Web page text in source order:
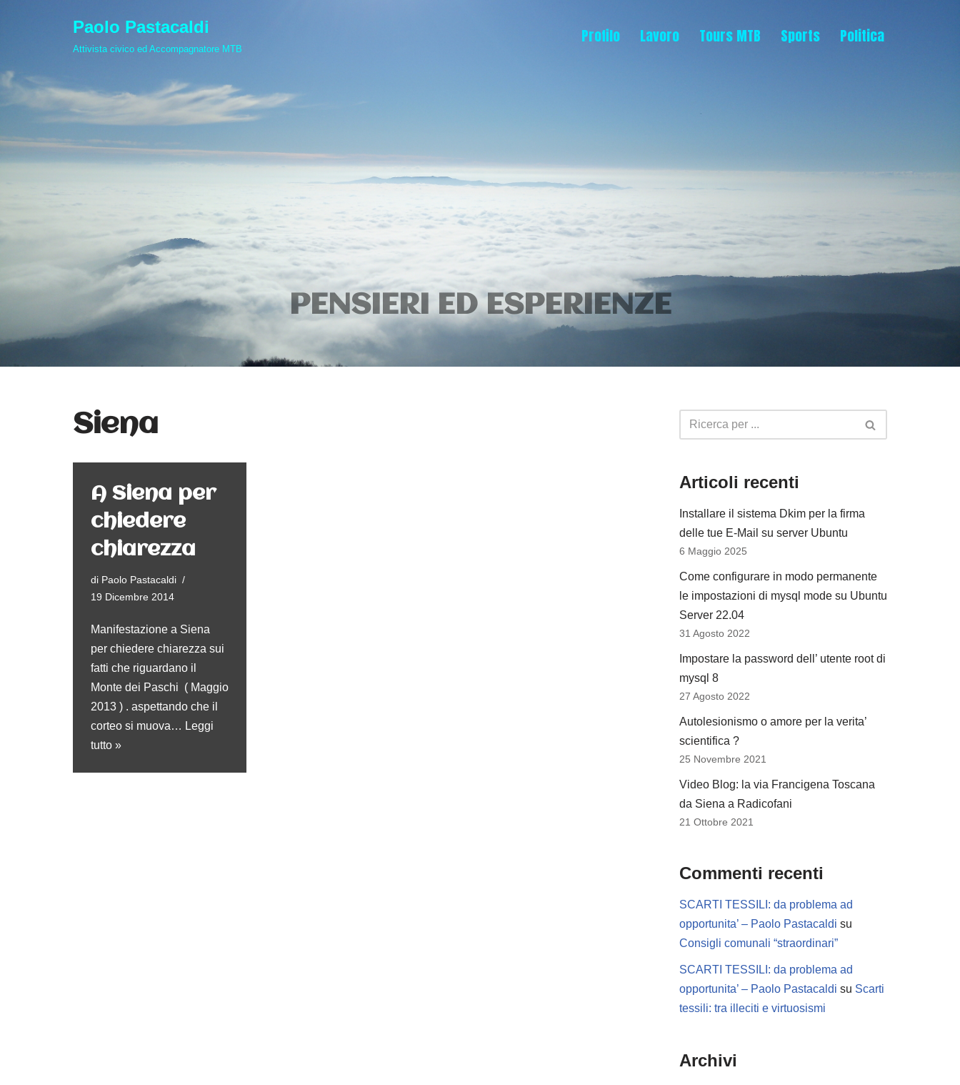
contenuto
Paolo Pastacaldi
Attivista civico ed Accompagnatore MTB
Profilo Lavoro Tours MTB Sports Politica
PENSIERI ED ESPERIENZE
Siena
A Siena per
chiedere
chiarezza
di Paolo Pastacaldi
19 Dicembre 2014
Manifestazione a Siena
per chiedere chiarezza sui
fatti che riguardano il
Monte dei Paschi ( Maggio
2013 ) . aspettando che il
corteo si muova… Leggi
tutto »
Articoli recenti
Installare il sistema Dkim per la firma
delle tue E-Mail su server Ubuntu
6 Maggio 2025
Come configurare in modo permanente
le impostazioni di mysql mode su Ubuntu
Server 22.04
31 Agosto 2022
Impostare la password dell’ utente root di
mysql 8
27 Agosto 2022
Autolesionismo o amore per la verita’
scientifica ?
25 Novembre 2021
Video Blog: la via Francigena Toscana
da Siena a Radicofani
21 Ottobre 2021
Commenti recenti
SCARTI TESSILI: da problema ad
opportunita’ – Paolo Pastacaldi su
Consigli comunali “straordinari”
SCARTI TESSILI: da problema ad
opportunita’ – Paolo Pastacaldi su Scarti
tessili: tra illeciti e virtuosismi
Archivi